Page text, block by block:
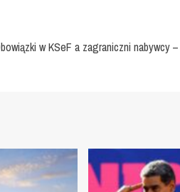
w KSeF a zagraniczni nabywcy